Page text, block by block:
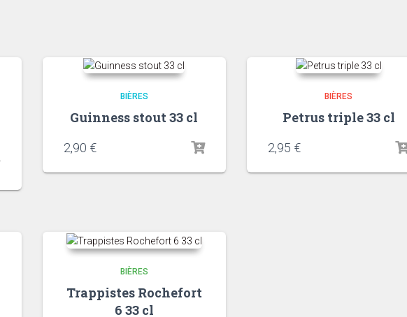
BIÈRES
Guinness stout 33 cl
2,90 €
BIÈRES
Petrus triple 33 cl
2,95 €
BIÈRES
Trappistes Rochefort
6 33 cl